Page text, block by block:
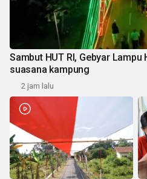
Sambut HUT RI, Gebyar
suasana kampung
2 jam lalu